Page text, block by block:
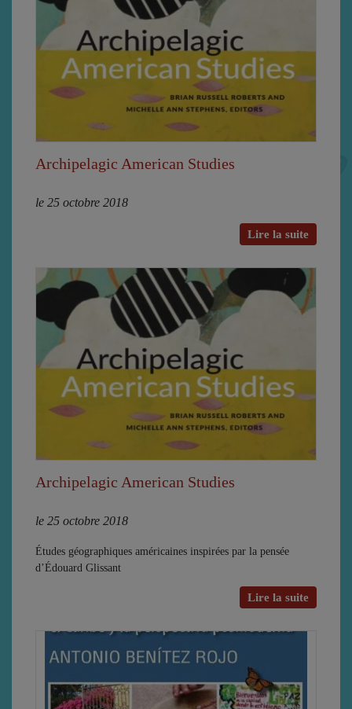
Archipelagic American Studies
le 25 octobre 2018
Lire la suite
Archipelagic American Studies
le 25 octobre 2018
Études géographiques américaines inspirées par la pensée
d’Édouard Glissant
Lire la suite